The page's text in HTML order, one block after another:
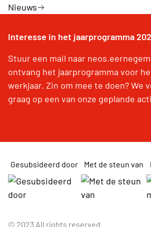
Nieuws
Interesse in het jaarprogramma
Stuur een mail naar
ontvang het jaarprogramma voor
werkjaar. Zin om mee te doen? We
graag op een van onze geplande
Gesubsideerd door Met de steun van
© 2023 All rights reserved